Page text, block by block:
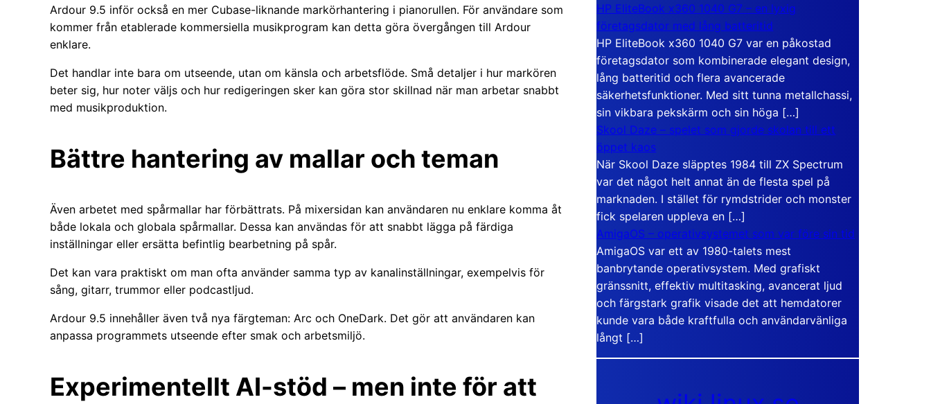
Ardour 9.5 inför också en mer Cubase-liknande markörhantering i pianorullen. För användare som
kommer från etablerade kommersiella musikprogram kan detta göra övergången till Ardour
enklare.
Det handlar inte bara om utseende, utan om känsla och arbetsflöde. Små detaljer i hur markören
beter sig, hur noter väljs och hur redigeringen sker kan göra stor skillnad när man arbetar snabbt
med musikproduktion.
Bättre hantering av mallar och teman
Även arbetet med spårmallar har förbättrats. På mixersidan kan användaren nu enklare komma åt
både lokala och globala spårmallar. Dessa kan användas för att snabbt lägga på färdiga
inställningar eller ersätta befintlig bearbetning på spår.
Det kan vara praktiskt om man ofta använder samma typ av kanalinställningar, exempelvis för
sång, gitarr, trummor eller podcastljud.
Ardour 9.5 innehåller även två nya färgteman: Arc och OneDark. Det gör att användaren kan
anpassa programmets utseende efter smak och arbetsmiljö.
Experimentellt AI-stöd – men inte för att
HP EliteBook x360 1040 G7 – en lyxig
företagsdator med lång batteritid
HP EliteBook x360 1040 G7 var en påkostad
företagsdator som kombinerade elegant design,
lång batteritid och flera avancerade
säkerhetsfunktioner. Med sitt tunna metallchassi,
sin vikbara pekskärm och sin höga […]
Skool Daze – spelet som gjorde skolan till ett
öppet kaos
När Skool Daze släpptes 1984 till ZX Spectrum
var det något helt annat än de flesta spel på
marknaden. I stället för rymdstrider och monster
fick spelaren uppleva en […]
AmigaOS – operativsystemet som var före sin tid
AmigaOS var ett av 1980-talets mest
banbrytande operativsystem. Med grafiskt
gränssnitt, effektiv multitasking, avancerat ljud
och färgstark grafik visade det att hemdatorer
kunde vara både kraftfulla och användarvänliga
långt […]